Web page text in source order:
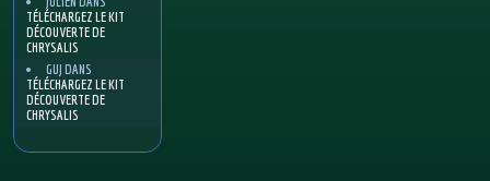
TÉLÉCHARGEZ LE KIT
DÉCOUVERTE DE
CHRYSALIS
GUJ DANS
TÉLÉCHARGEZ LE KIT
DÉCOUVERTE DE
CHRYSALIS